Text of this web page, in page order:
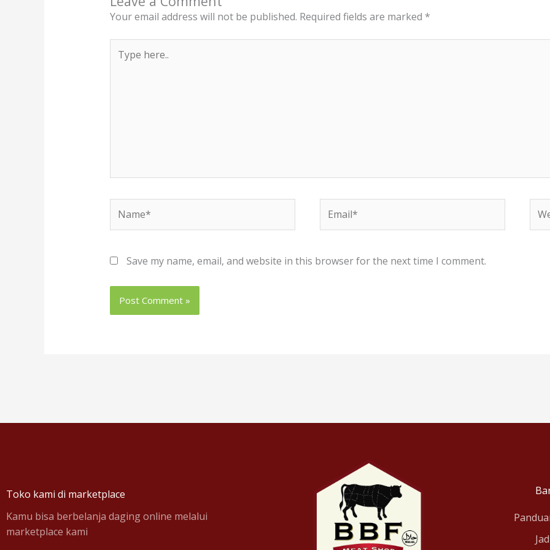
Your email address will not be published. Required fields are marked *
here..
Save my name, email, and website in this browser for the next time I comment.
Toko kami di marketplace
Kamu bisa berbelanja daging online melalui
marketplace kami